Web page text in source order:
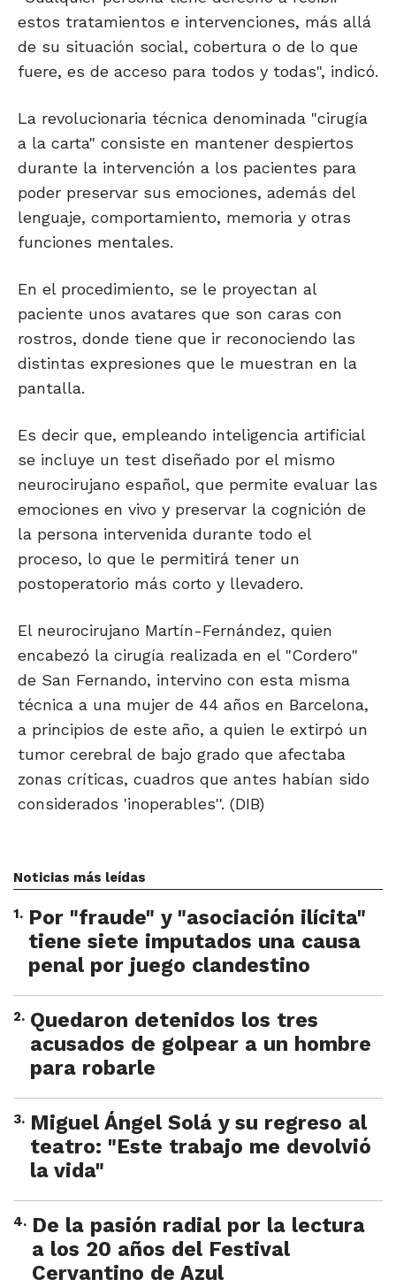
estos tratamientos e intervenciones, más allá
de su situación social, cobertura o de lo que
fuere, es de acceso para todos y todas", indicó.
La revolucionaria técnica denominada "cirugía
a la carta" consiste en mantener despiertos
durante la intervención a los pacientes para
poder preservar sus emociones, además del
lenguaje, comportamiento, memoria y otras
funciones mentales.
En el procedimiento, se le proyectan al
paciente unos avatares que son caras con
rostros, donde tiene que ir reconociendo las
distintas expresiones que le muestran en la
pantalla.
Es decir que, empleando inteligencia artificial
se incluye un test diseñado por el mismo
neurocirujano español, que permite evaluar las
emociones en vivo y preservar la cognición de
la persona intervenida durante todo el
proceso, lo que le permitirá tener un
postoperatorio más corto y llevadero.
El neurocirujano Martín-Fernández, quien
encabezó la cirugía realizada en el "Cordero"
de San Fernando, intervino con esta misma
técnica a una mujer de 44 años en Barcelona,
a principios de este año, a quien le extirpó un
tumor cerebral de bajo grado que afectaba
zonas críticas, cuadros que antes habían sido
considerados 'inoperables''. (DIB)
Noticias más leídas
1. Por "fraude" y "asociación ilícita"
tiene siete imputados una causa
penal por juego clandestino
2. Quedaron detenidos los tres
acusados de golpear a un hombre
para robarle
3. Miguel Ángel Solá y su regreso al
teatro: "Este trabajo me devolvió
la vida"
4. De la pasión radial por la lectura
a los 20 años del Festival
Cervantino de Azul